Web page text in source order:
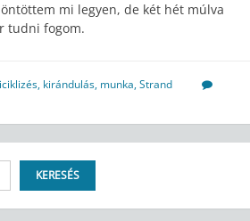
mi legyen, de két hét múlva
tudni fogom.
, kirándulás, munka,Strand
KERESÉS